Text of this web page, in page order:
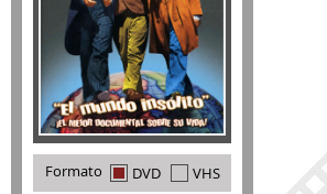
Formato DVD VHS